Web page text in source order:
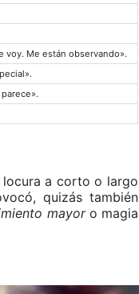
voy. Me están observando».
locura a corto o largo
quizás también
mayoro magia